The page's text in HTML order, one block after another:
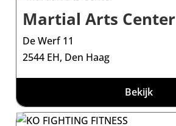
Martial Arts Center
De Werf 11
2544 EH, Den Haag
Bekijk